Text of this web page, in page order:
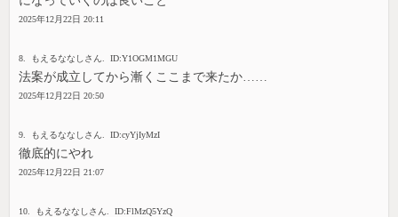
2025年12月22日 20:11
8. もえるななしさん. ID:Y1OGM1MGU
法案が成立してから漸くここまで来たか……
2025年12月22日 20:50
9. もえるななしさん. ID:cyYjIyMzI
徹底的にやれ
2025年12月22日 21:07
10. もえるななしさん. ID:FlMzQ5YzQ